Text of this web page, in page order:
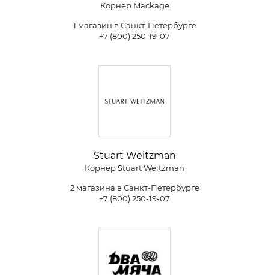
Корнер Mackage
1 магазин в Санкт-Петербурге
+7 (800) 250-19-07
Stuart Weitzman
Корнер Stuart Weitzman
2 магазина в Санкт-Петербурге
+7 (800) 250-19-07